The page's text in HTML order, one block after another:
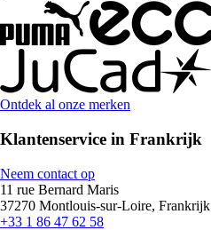
Ontdek al onze merken
Klantenservice in Frankrijk
Neem contact op
11 rue Bernard Maris
37270 Montlouis-sur-Loire, Frankrijk
+33 1 86 47 62 58